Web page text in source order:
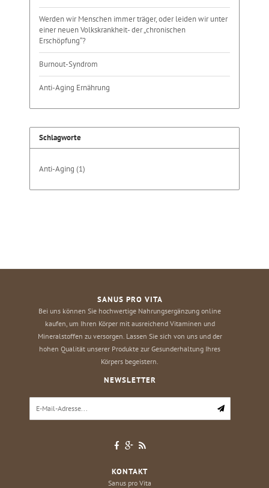
Werden wir Menschen immer träger, oder leiden wir unter
einer neuen Volkskrankheit- der „chronischen
Erschöpfung“?
Burnout-Syndrom
Anti-Aging Ernährung
Schlagworte
Anti-Aging (1)
SANUS PRO VITA
Bei uns können Sie hochwertige Nahrungsergänzung online
kaufen, um Ihren Körper mit ausreichend Vitaminen und
Mineralstoffen zu versorgen. Lassen Sie sich von uns und der
hohen Qualität unserer Produkte zur Gesunderhaltung Ihres
Körpers begeistern.
NEWSLETTER
KONTAKT
Sanus pro Vita